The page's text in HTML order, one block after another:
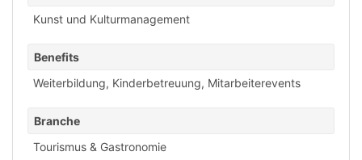
Kunst und Kulturmanagement
Benefits
Weiterbildung, Kinderbetreuung, Mitarbeiterevents
Branche
Tourismus & Gastronomie